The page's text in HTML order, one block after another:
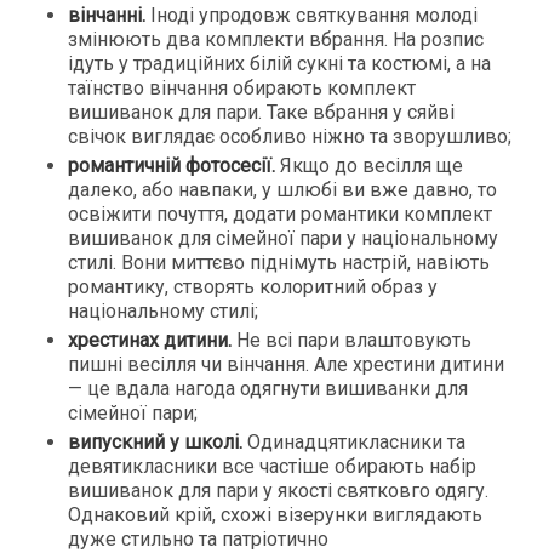
вінчанні. Іноді упродовж святкування молоді
змінюють два комплекти вбрання. На розпис
ідуть у традиційних білій сукні та костюмі, а на
таїнство вінчання обирають комплект
вишиванок для пари. Таке вбрання у сяйві
свічок виглядає особливо ніжно та зворушливо;
романтичній фотосесії. Якщо до весілля ще
далеко, або навпаки, у шлюбі ви вже давно, то
освіжити почуття, додати романтики комплект
вишиванок для сімейної пари у національному
стилі. Вони миттєво піднімуть настрій, навіють
романтику, створять колоритний образ у
національному стилі;
хрестинах дитини. Не всі пари влаштовують
пишні весілля чи вінчання. Але хрестини дитини
— це вдала нагода одягнути вишиванки для
сімейної пари;
випускний у школі. Одинадцятикласники та
девятикласники все частіше обирають набір
вишиванок для пари у якості святковго одягу.
Однаковий крій, схожі візерунки виглядають
дуже стильно та патріотично